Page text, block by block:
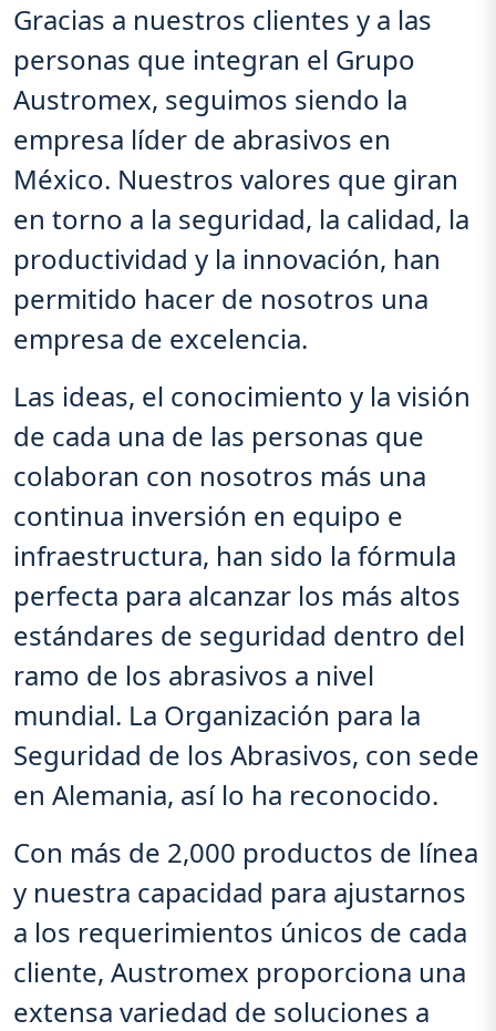
Gracias a nuestros clientes y a las
personas que integran el Grupo
Austromex, seguimos siendo la
empresa líder de abrasivos en
México. Nuestros valores que giran
en torno a la seguridad, la calidad, la
productividad y la innovación, han
permitido hacer de nosotros una
empresa de excelencia.
Las ideas, el conocimiento y la visión
de cada una de las personas que
colaboran con nosotros más una
continua inversión en equipo e
infraestructura, han sido la fórmula
perfecta para alcanzar los más altos
estándares de seguridad dentro del
ramo de los abrasivos a nivel
mundial. La Organización para la
Seguridad de los Abrasivos, con sede
en Alemania, así lo ha reconocido.
Con más de 2,000 productos de línea
y nuestra capacidad para ajustarnos
a los requerimientos únicos de cada
cliente, Austromex proporciona una
extensa variedad de soluciones a